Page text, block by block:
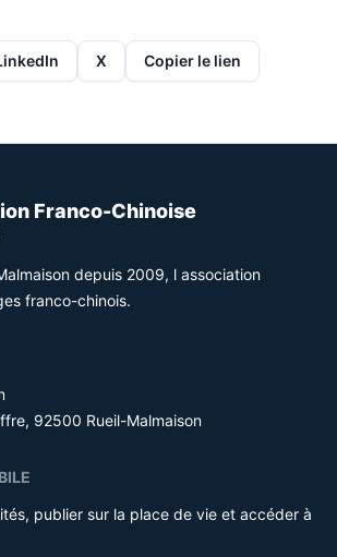
X Copier le lien
Franco-Chinoise
depuis 2009, l association
franco-chinois.
92500 Rueil-Malmaison
publier sur la place de vie et accéder à